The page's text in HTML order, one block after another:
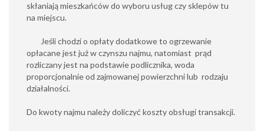
skłaniają mieszkańców do wyboru usług czy sklepów tu
na miejscu.
Jeśli chodzi o opłaty dodatkowe to ogrzewanie
opłacane jest już w czynszu najmu, natomiast prąd
rozliczany jest na podstawie podlicznika, woda
proporcjonalnie od zajmowanej powierzchni lub rodzaju
działalności.
Do kwoty najmu należy doliczyć koszty obsługi transakcji.